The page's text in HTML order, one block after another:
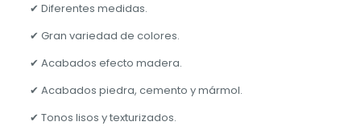
✔ Diferentes medidas.
✔ Gran variedad de colores.
✔ Acabados efecto madera.
✔ Acabados piedra, cemento y mármol.
✔ Tonos lisos y texturizados.